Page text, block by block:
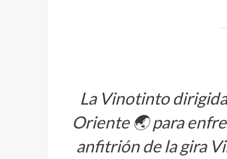
La Vinotinto
Oriente 🌏 para
anfitrión de la gira